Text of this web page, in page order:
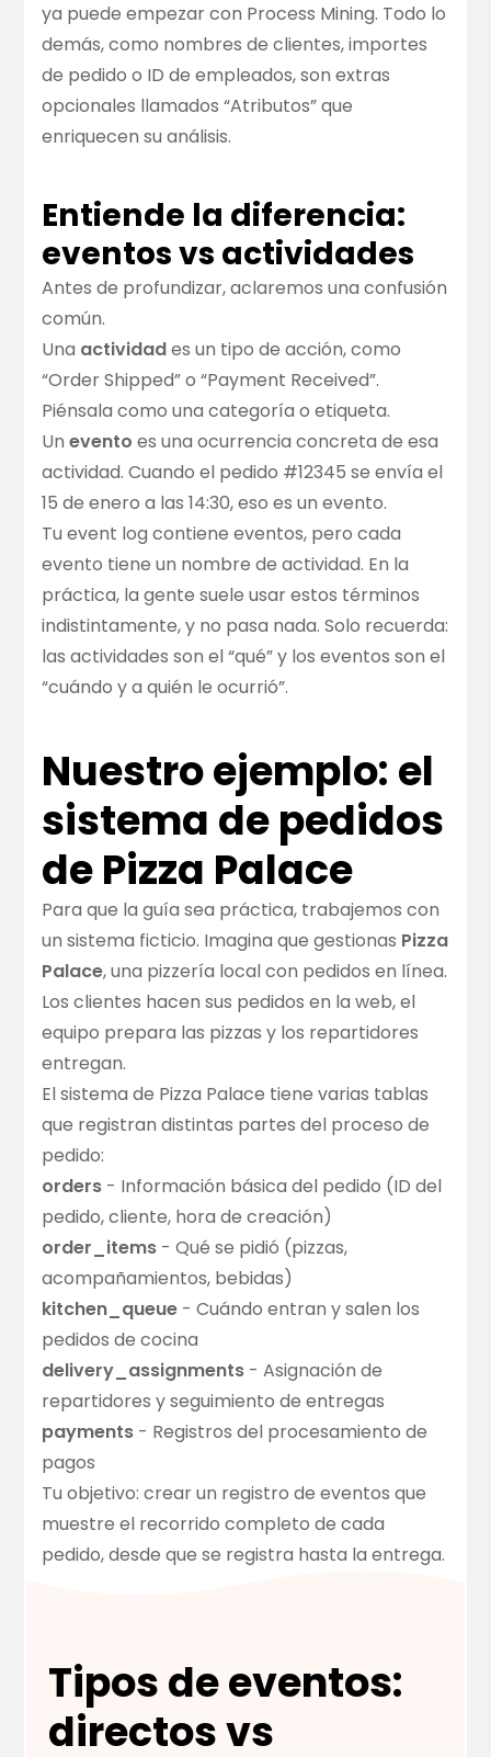
ya puede empezar con Process Mining. Todo lo
demás, como nombres de clientes, importes
de pedido o ID de empleados, son extras
opcionales llamados “Atributos” que
enriquecen su análisis.
Entiende la diferencia:
eventos vs actividades
Antes de profundizar, aclaremos una confusión
común.
Una actividades un tipo de acción, como
“Order Shipped” o “Payment Received”.
Piénsala como una categoría o etiqueta.
Unevento es una ocurrencia concreta de esa
actividad. Cuando el pedido #12345 se envía el
15 de enero a las 14:30, eso es un evento.
Tu event log contiene eventos, pero cada
evento tiene un nombre de actividad. En la
práctica, la gente suele usar estos términos
indistintamente, y no pasa nada. Solo recuerda:
las actividades son el “qué” y los eventos son el
“cuándo y a quién le ocurrió”.
Nuestro ejemplo: el
sistema de pedidos
de Pizza Palace
Para que la guía sea práctica, trabajemos con
un sistema ficticio. Imagina que gestionas Pizza
Palace, una pizzería local con pedidos en línea.
Los clientes hacen sus pedidos en la web, el
equipo prepara las pizzas y los repartidores
entregan.
El sistema de Pizza Palace tiene varias tablas
que registran distintas partes del proceso de
pedido:
orders - Información básica del pedido (ID del
pedido, cliente, hora de creación)
order_items - Qué se pidió (pizzas,
acompañamientos, bebidas)
kitchen_queue - Cuándo entran y salen los
pedidos de cocina
delivery_assignments - Asignación de
repartidores y seguimiento de entregas
payments - Registros del procesamiento de
pagos
Tu objetivo: crear un registro de eventos que
muestre el recorrido completo de cada
pedido, desde que se registra hasta la entrega.
Tipos de eventos:
directos vs